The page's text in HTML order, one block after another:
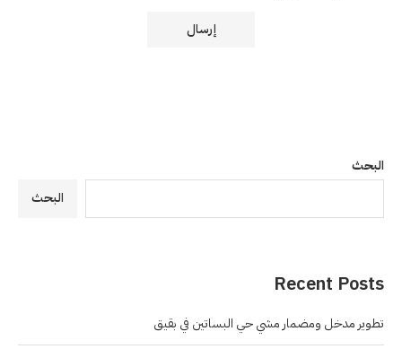
البحث
البحث
Recent Posts
تطوير مدخل ومضمار مشي حي البساتين في بقيق